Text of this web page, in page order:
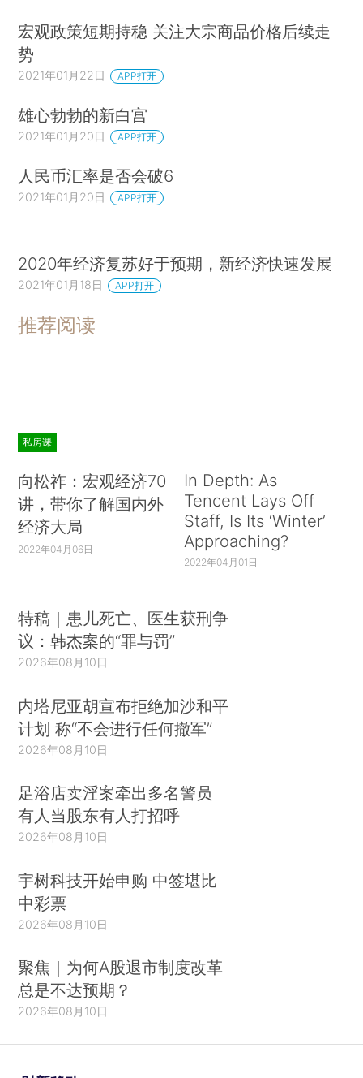
宏观政策短期持稳 关注大宗商品价格后续走
势
2021年01月22日 APP打开
雄心勃勃的新白宫
2021年01月20日 APP打开
人民币汇率是否会破6
2021年01月20日 APP打开
2020年经济复苏好于预期，新经济快速发展
2021年01月18日 APP打开
推荐阅读
私房课
向松祚：宏观经济70
讲，带你了解国内外
经济大局
2022年04月06日
In Depth: As
Tencent Lays Off
Staff, Is Its ‘Winter’
Approaching?
2022年04月01日
特稿｜患儿死亡、医生获刑争
议：韩杰案的“罪与罚”
2026年08月10日
内塔尼亚胡宣布拒绝加沙和平
计划 称“不会进行任何撤军”
2026年08月10日
足浴店卖淫案牵出多名警员
有人当股东有人打招呼
2026年08月10日
宇树科技开始申购 中签堪比
中彩票
2026年08月10日
聚焦｜为何A股退市制度改革
总是不达预期？
2026年08月10日